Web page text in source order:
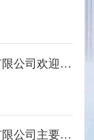
上海依诺德电气有限公司欢迎您的光临
上海依诺德电气有限公司主要产品系列